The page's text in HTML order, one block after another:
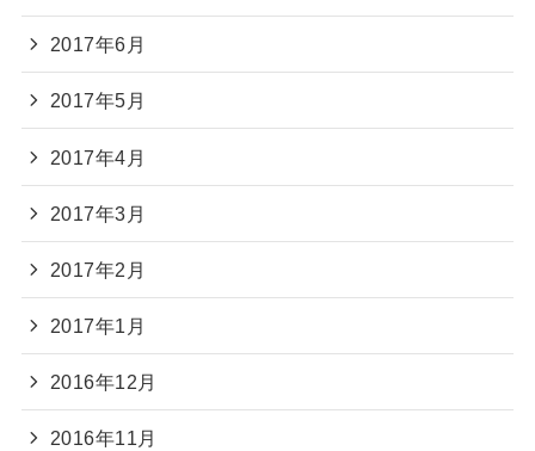
2017年6月
2017年5月
2017年4月
2017年3月
2017年2月
2017年1月
2016年12月
2016年11月